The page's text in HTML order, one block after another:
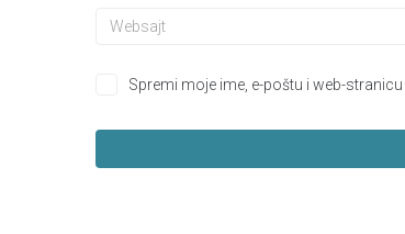
Spremi moje ime, e-poštu i web-